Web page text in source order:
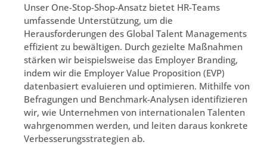
Unser One-Stop-Shop-Ansatz bietet HR-Teams
umfassende Unterstützung, um die
Herausforderungen des Global Talent Managements
effizient zu bewältigen. Durch gezielte Maßnahmen
stärken wir beispielsweise das Employer Branding,
indem wir die Employer Value Proposition (EVP)
datenbasiert evaluieren und optimieren. Mithilfe von
Befragungen und Benchmark-Analysen identifizieren
wir, wie Unternehmen von internationalen Talenten
wahrgenommen werden, und leiten daraus konkrete
Verbesserungsstrategien ab.